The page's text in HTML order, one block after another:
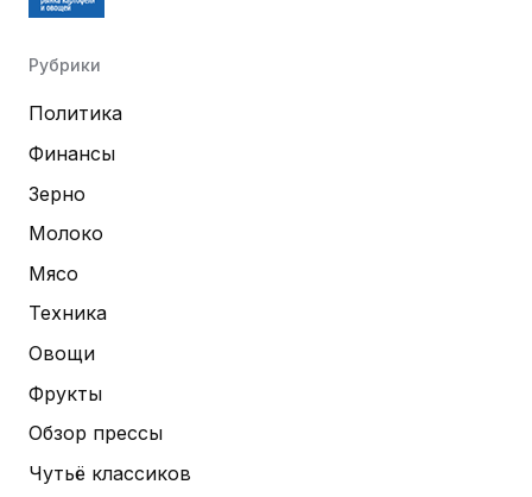
Рубрики
Политика
Финансы
Зерно
Молоко
Мясо
Техника
Овощи
Фрукты
Обзор прессы
Чутьё классиков